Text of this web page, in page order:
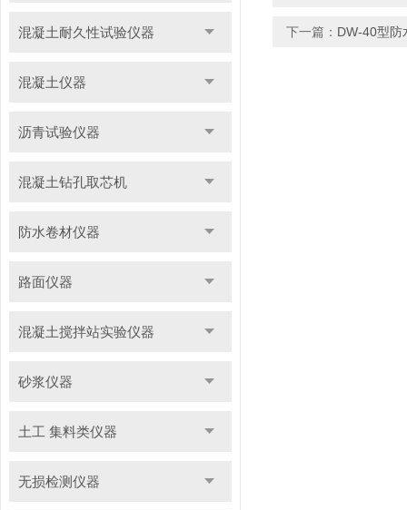
混凝土耐久性试验仪器
混凝土仪器
沥青试验仪器
混凝土钻孔取芯机
防水卷材仪器
路面仪器
混凝土搅拌站实验仪器
砂浆仪器
土工 集料类仪器
无损检测仪器
下一篇： DW-40型防